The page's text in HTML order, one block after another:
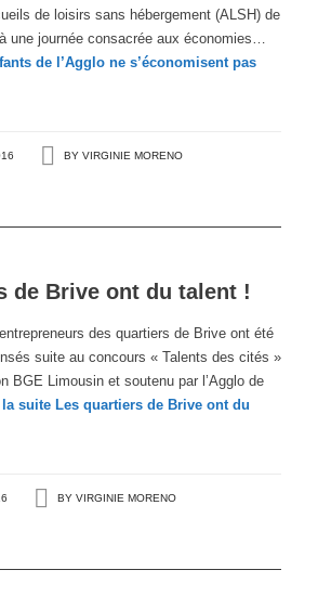
de loisirs sans hébergement (ALSH) de
une journée consacrée aux économies…
de l’Agglo ne s’économisent pas
BY VIRGINIE MORENO
de Brive ont du talent !
des quartiers de Brive ont été
suite au concours « Talents des cités »
BGE Limousin et soutenu par l’Agglo de
la suiteLes quartiers de Brive ont du
BY VIRGINIE MORENO